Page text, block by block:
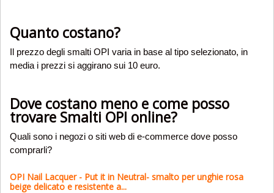
Quanto costano?
Il prezzo degli smalti OPI varia in base al tipo selezionato, in
media i prezzi si aggirano sui 10 euro.
Dove costano meno e come posso
trovare Smalti OPI online?
Quali sono i negozi o siti web di e-commerce dove posso
comprarli?
OPI Nail Lacquer - Put it in Neutral- smalto per unghie rosa
beige delicato e resistente a...